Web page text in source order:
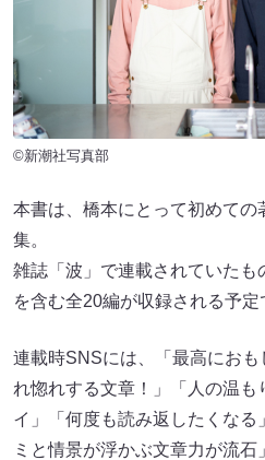
©️新潮社写真部
本書は、橋本にとって初めての
集。
雑誌「波」で連載されていたも
を含む全20編が収録される予定
連載時SNSには、「最高にお
れ惚れする文章！」「人の温も
イ」「何度も読み返したくなる
ミと情景が浮かぶ文章力が流